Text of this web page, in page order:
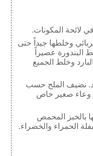
لائحة المكونات.
وخلطها جيداً حتى
البندورة عصيراً
وخلط الجميع
نضيف الملح حسب
وعاء صغير خاص
بالخبز المحمص
الحمراء والخضراء.